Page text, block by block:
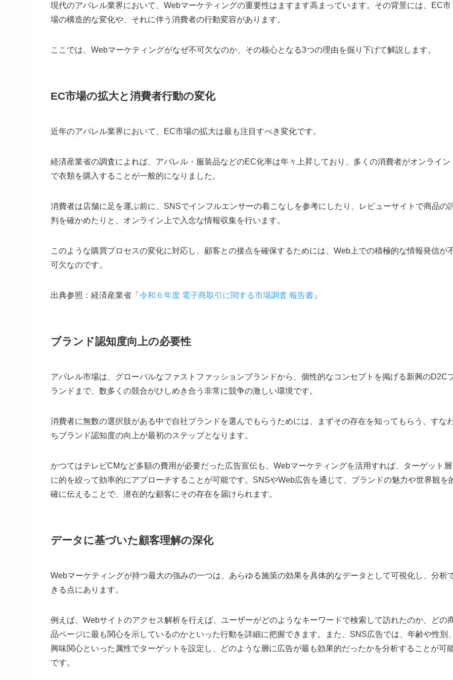
現代のアパレル業界において、Webマーケティングの重要性はますます高まっています。その背景には、EC市
場の構造的な変化や、それに伴う消費者の行動変容があります。
ここでは、Webマーケティングがなぜ不可欠なのか、その核心となる3つの理由を掘り下げて解説します。
EC市場の拡大と消費者行動の変化
近年のアパレル業界において、EC市場の拡大は最も注目すべき変化です。
経済産業省の調査によれば、アパレル・服装品などのEC化率は年々上昇しており、多くの消費者がオンライン
で衣類を購入することが一般的になりました。
消費者は店舗に足を運ぶ前に、SNSでインフルエンサーの着こなしを参考にしたり、レビューサイトで商品の
判を確かめたりと、オンライン上で入念な情報収集を行います。
このような購買プロセスの変化に対応し、顧客との接点を確保するためには、Web上での積極的な情報発信が
可欠なのです。
出典参照：経済産業省「 令和６年度 電子商取引に関する市場調査 報告書 」
ブランド認知度向上の必要性
アパレル市場は、グローバルなファストファッションブランドから、個性的なコンセプトを掲げる新興のD2C
ランドまで、数多くの競合がひしめき合う非常に競争の激しい環境です。
消費者に無数の選択肢がある中で自社ブランドを選んでもらうためには、まずその存在を知ってもらう、すな
ちブランド認知度の向上が最初のステップとなります。
かつてはテレビCMなど多額の費用が必要だった広告宣伝も、Webマーケティングを活用すれば、ターゲット層
に的を絞って効率的にアプローチすることが可能です。SNSやWeb広告を通じて、ブランドの魅力や世界観を
確に伝えることで、潜在的な顧客にその存在を届けられます。
データに基づいた顧客理解の深化
Webマーケティングが持つ最大の強みの一つは、あらゆる施策の効果を具体的なデータとして可視化し、分析
きる点にあります。
例えば、Webサイトのアクセス解析を行えば、ユーザーがどのようなキーワードで検索して訪れたのか、どの
品ページに最も関心を示しているのかといった行動を詳細に把握できます。また、SNS広告では、年齢や性別
興味関心といった属性でターゲットを設定し、どのような層に広告が最も効果的だったかを分析することが可
です。